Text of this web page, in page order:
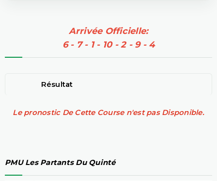
Arrivée Officielle:
6 - 7 - 1 - 10 - 2 - 9 - 4
Résultat
Le pronostic De Cette Course n'est pas Disponible.
PMU Les Partants Du Quinté